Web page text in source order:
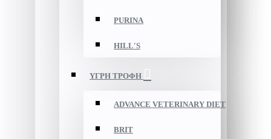
PURINA
HILL'S
ΥΓΡΗ ΤΡΟΦΗ
ADVANCE VETERINARY DIET
BRIT